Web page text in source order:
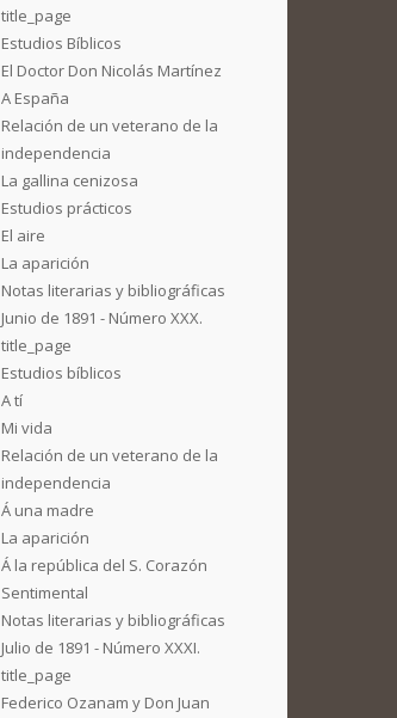
title_page
Estudios Bíblicos
El Doctor Don Nicolás Martínez
A España
Relación de un veterano de la
independencia
La gallina cenizosa
Estudios prácticos
El aire
La aparición
Notas literarias y bibliográficas
Junio de 1891 - Número XXX.
title_page
Estudios bíblicos
A tí
Mi vida
Relación de un veterano de la
independencia
Á una madre
La aparición
Á la república del S. Corazón
Sentimental
Notas literarias y bibliográficas
Julio de 1891 - Número XXXI.
title_page
Federico Ozanam y Don Juan